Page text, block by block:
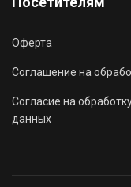
Оферта
Соглашение на
Согласие на
данных